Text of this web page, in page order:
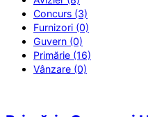
Concurs (3)
Furnizori (0)
Guvern (0)
Primărie (16)
Vânzare (0)